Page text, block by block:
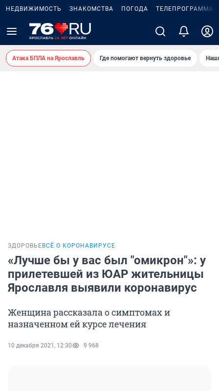
НЕДВИЖИМОСТЬ ЗНАКОМСТВА ПОГОДА ТЕЛЕПРОГРАММА
Атака БПЛА на Ярославль Где помогают вернуть здоровье
ЗДОРОВЬЕ ВСЁ О КОРОНАВИРУСЕ
«Лучше бы у вас был "омикрон"»: у
прилетевшей из ЮАР жительницы
Ярославля выявили коронавирус
Женщина рассказала о симптомах и
назначенном ей курсе лечения
10 декабря 2021, 12:30 9 968